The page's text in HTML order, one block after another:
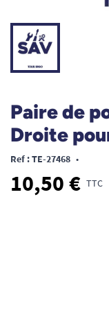
Paire de
Droite
Ref : TE-27468 •
10,50 € TTC